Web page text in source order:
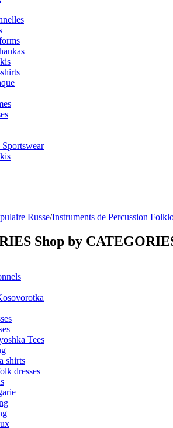
Russe/Instruments de Percussion
Shop by
Tees
shirts
dresses